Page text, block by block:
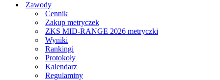
Zawody
Cennik
Zakup metryczek
ZKS MID-RANGE 2026 metryczki
Wyniki
Rankingi
Protokoły
Kalendarz
Regulaminy